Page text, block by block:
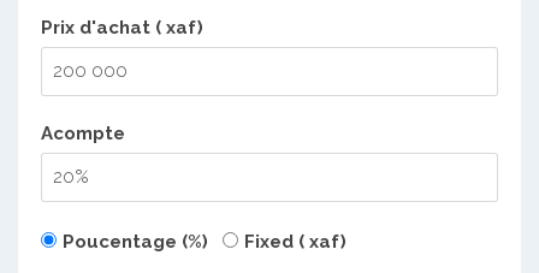
Prix d'achat ( xaf)
Acompte
Poucentage (%) Fixed ( xaf)